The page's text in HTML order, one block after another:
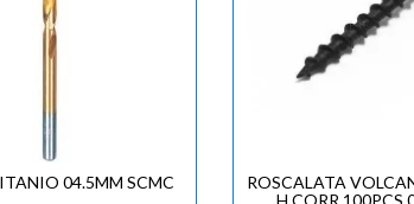
04.5MM SCMC
ROSCALATA
H.CORR 100PCS